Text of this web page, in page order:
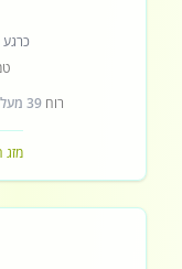
כרגע
רוח 39 מעלות
מזג